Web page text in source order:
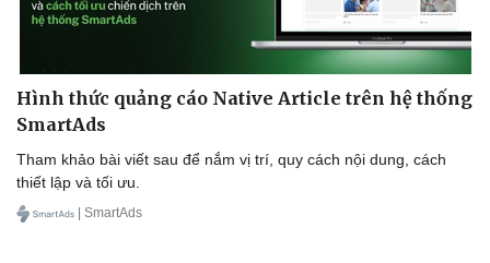
Cải chính
Hình thức quảng cáo Native Article trên hệ thống
SmartAds
Tham khảo bài viết sau để nắm vị trí, quy cách nội dung, cách
thiết lập và tối ưu.
| SmartAds